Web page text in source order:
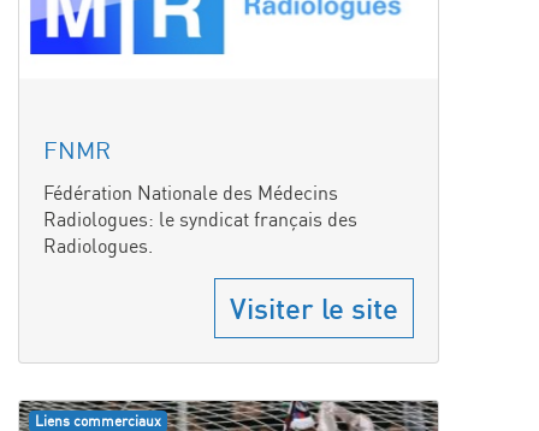
FNMR
Fédération Nationale des Médecins
Radiologues: le syndicat français des
Radiologues.
Visiter le site
Liens commerciaux